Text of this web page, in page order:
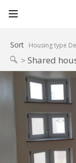
Sort Housing type
Shared
Uniquement
maison de 6
HE2B.
composée de 2
cuisine